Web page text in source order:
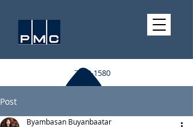
7510-1580
Post
Byambasan Buyanbaatar